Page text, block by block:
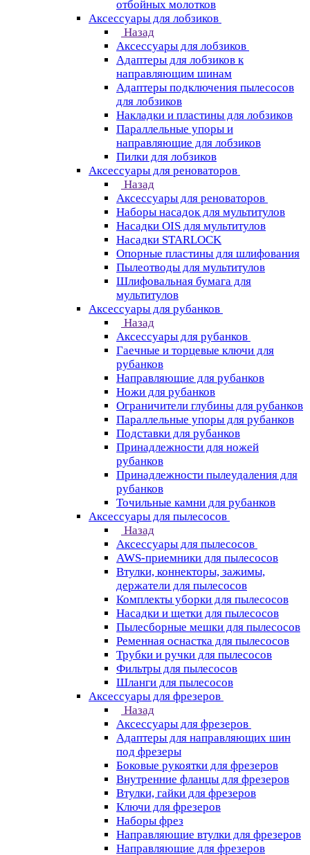
отбойных молотков
Аксессуары для лобзиков
Назад
Аксессуары для лобзиков
Адаптеры для лобзиков к
направляющим шинам
Адаптеры подключения пылесосов
для лобзиков
Накладки и пластины для лобзиков
Параллельные упоры и
направляющие для лобзиков
Пилки для лобзиков
Аксессуары для реноваторов
Назад
Аксессуары для реноваторов
Наборы насадок для мультитулов
Насадки OIS для мультитулов
Насадки STARLOCK
Опорные пластины для шлифования
Пылеотводы для мультитулов
Шлифовальная бумага для
мультитулов
Аксессуары для рубанков
Назад
Аксессуары для рубанков
Гаечные и торцевые ключи для
рубанков
Направляющие для рубанков
Ножи для рубанков
Ограничители глубины для рубанков
Параллельные упоры для рубанков
Подставки для рубанков
Принадлежности для ножей
рубанков
Принадлежности пылеудаления для
рубанков
Точильные камни для рубанков
Аксессуары для пылесосов
Назад
Аксессуары для пылесосов
AWS-приемники для пылесосов
Втулки, коннекторы, зажимы,
держатели для пылесосов
Комплекты уборки для пылесосов
Насадки и щетки для пылесосов
Пылесборные мешки для пылесосов
Ременная оснастка для пылесосов
Трубки и ручки для пылесосов
Фильтры для пылесосов
Шланги для пылесосов
Аксессуары для фрезеров
Назад
Аксессуары для фрезеров
Адаптеры для направляющих шин
под фрезеры
Боковые рукоятки для фрезеров
Внутренние фланцы для фрезеров
Втулки, гайки для фрезеров
Ключи для фрезеров
Наборы фрез
Направляющие втулки для фрезеров
Направляющие для фрезеров